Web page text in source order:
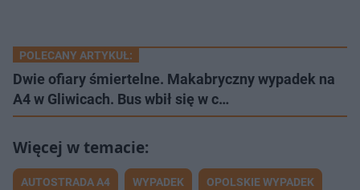
POLECANY ARTYKUŁ:
Dwie ofiary śmiertelne. Makabryczny wypadek na
A4 w Gliwicach. Bus wbił się w c…
AUTOSTRADA A4 WYPADEK OPOLSKIE WYPADEK